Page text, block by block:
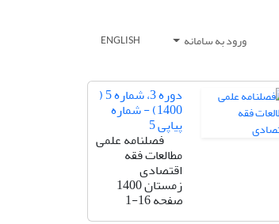
ورود به سامانه ENGLISH
دوره 3، شماره 5 (
1400) - شماره
پیاپی 5
فصلنامه علمی
مطالعات فقه
اقتصادی
زمستان 1400
صفحه1-16